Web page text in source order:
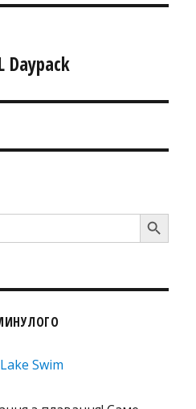
Daypack
SEARCH BUTTON
Swim